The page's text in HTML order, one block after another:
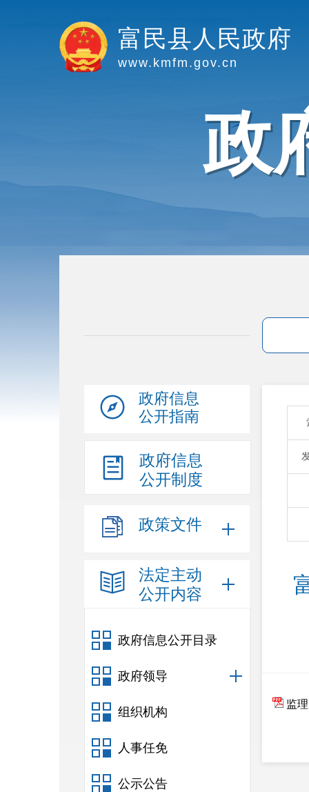
富民县人民政府
www.kmfm.gov.cn
政
政府信息
公开指南
政府信息
公开制度
政策文件
法定主动
公开内容
政府信息公开目录
政府领导
组织机构
人事任免
公示公告
监理